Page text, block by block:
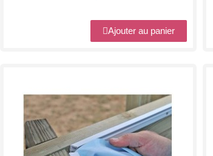
Ajouter au panier